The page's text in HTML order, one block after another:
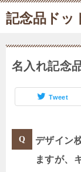
記念品ドッ
名入れ記念
Tweet
デザイン
ますが、